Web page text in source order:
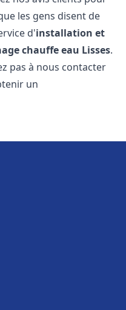
les gens disent de
d'installation et
chauffe eau Lisses.
pas à nous contacter
un